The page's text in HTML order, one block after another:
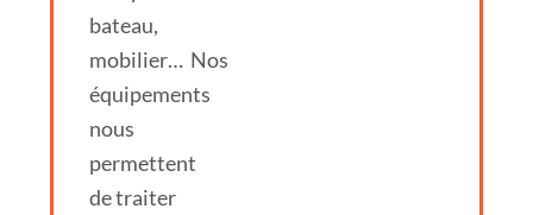
bateau,
mobilier… Nos
équipements
nous
permettent
de traiter